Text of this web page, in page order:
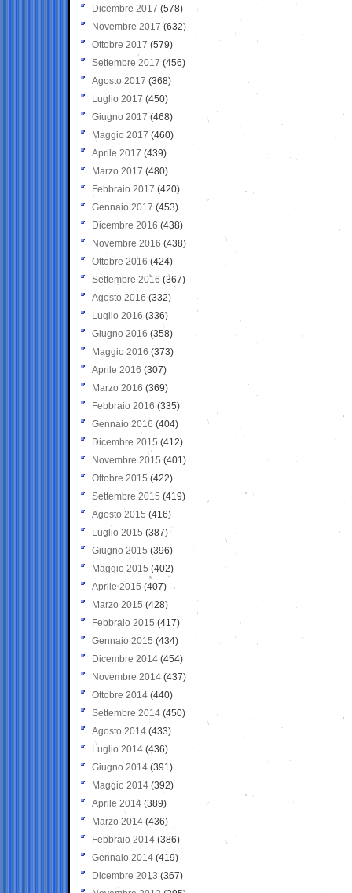
Dicembre 2017 (578)
Novembre 2017 (632)
Ottobre 2017 (579)
Settembre 2017 (456)
Agosto 2017 (368)
Luglio 2017 (450)
Giugno 2017 (468)
Maggio 2017 (460)
Aprile 2017 (439)
Marzo 2017 (480)
Febbraio 2017 (420)
Gennaio 2017 (453)
Dicembre 2016 (438)
Novembre 2016 (438)
Ottobre 2016 (424)
Settembre 2016 (367)
Agosto 2016 (332)
Luglio 2016 (336)
Giugno 2016 (358)
Maggio 2016 (373)
Aprile 2016 (307)
Marzo 2016 (369)
Febbraio 2016 (335)
Gennaio 2016 (404)
Dicembre 2015 (412)
Novembre 2015 (401)
Ottobre 2015 (422)
Settembre 2015 (419)
Agosto 2015 (416)
Luglio 2015 (387)
Giugno 2015 (396)
Maggio 2015 (402)
Aprile 2015 (407)
Marzo 2015 (428)
Febbraio 2015 (417)
Gennaio 2015 (434)
Dicembre 2014 (454)
Novembre 2014 (437)
Ottobre 2014 (440)
Settembre 2014 (450)
Agosto 2014 (433)
Luglio 2014 (436)
Giugno 2014 (391)
Maggio 2014 (392)
Aprile 2014 (389)
Marzo 2014 (436)
Febbraio 2014 (386)
Gennaio 2014 (419)
Dicembre 2013 (367)